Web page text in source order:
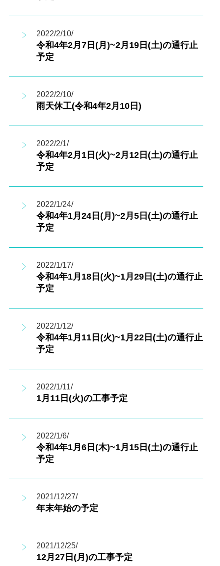
2022/2/10/
令和4年2月7日(月)~2月19日(土)の通行止
予定
2022/2/10/
雨天休工(令和4年2月10日)
2022/2/1/
令和4年2月1日(火)~2月12日(土)の通行止
予定
2022/1/24/
令和4年1月24日(月)~2月5日(土)の通行止
予定
2022/1/17/
令和4年1月18日(火)~1月29日(土)の通行止
予定
2022/1/12/
令和4年1月11日(火)~1月22日(土)の通行止
予定
2022/1/11/
1月11日(火)の工事予定
2022/1/6/
令和4年1月6日(木)~1月15日(土)の通行止
予定
2021/12/27/
年末年始の予定
2021/12/25/
12月27日(月)の工事予定